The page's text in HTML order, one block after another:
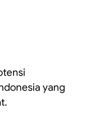
yang